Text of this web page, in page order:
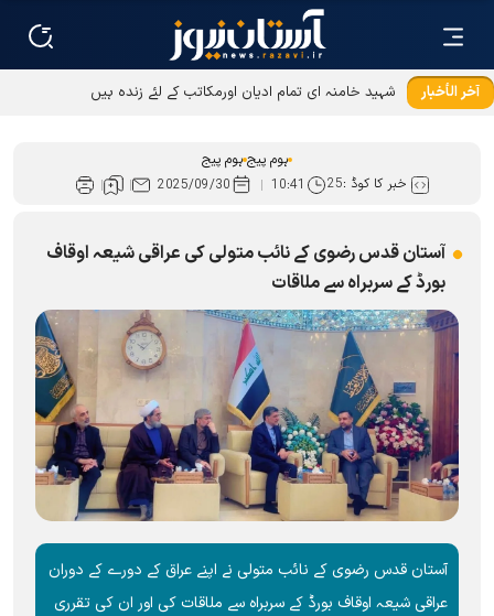
آخر الأخبار شہید خامنہ ای تمام ادیان اورمکاتب کے لئے زندہ ہيں
ہوم پیج ہوم پیج
خبر کا کوڈ :25
10:41
2025/09/30
آستان قدس رضوی کے نائب متولی کی عراقی شیعہ اوقاف
بورڈ کے سربراہ سے ملاقات
آستان قدس رضوی کے نائب متولی نے اپنے عراق کے دورے کے دوران
عراقی شیعہ اوقاف بورڈ کے سربراہ سے ملاقات کی اور ان کی تقرری